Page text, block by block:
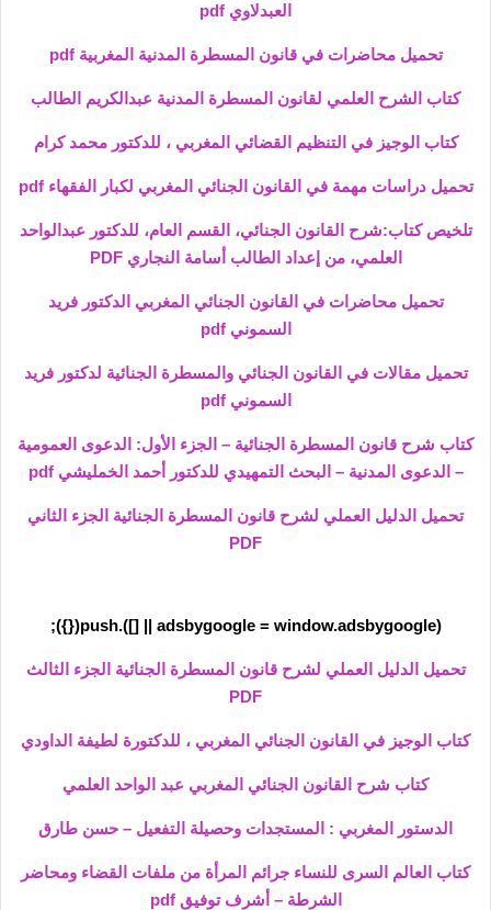
العبدلاوي pdf
تحميل محاضرات في قانون المسطرة المدنية المغربية pdf
كتاب الشرح العلمي لقانون المسطرة المدنية عبدالكريم الطالب
كتاب الوجيز في التنظيم القضائي المغربي ، للدكتور محمد كرام
تحميل دراسات مهمة في القانون الجنائي المغربي لكبار الفقهاء pdf
تلخيص كتاب:شرح القانون الجنائي، القسم العام، للدكتور عبدالواحد
العلمي، من إعداد الطالب أسامة النجاري PDF
تحميل محاضرات في القانون الجنائي المغربي الدكتور فريد
السموني pdf
تحميل مقالات في القانون الجنائي والمسطرة الجنائية لدكتور فريد
السموني pdf
كتاب شرح قانون المسطرة الجنائية – الجزء الأول: الدعوى العمومية
– الدعوى المدنية – البحث التمهيدي للدكتور أحمد الخمليشي pdf
تحميل الدليل العملي لشرح قانون المسطرة الجنائية الجزء الثاني
PDF
(adsbygoogle = window.adsbygoogle || []).push({});
تحميل الدليل العملي لشرح قانون المسطرة الجنائية الجزء الثالث
PDF
كتاب الوجيز في القانون الجنائي المغربي ، للدكتورة لطيفة الداودي
كتاب شرح القانون الجنائي المغربي عبد الواحد العلمي
الدستور المغربي : المستجدات وحصيلة التفعيل – حسن طارق
كتاب العالم السرى للنساء جرائم المرأة من ملفات القضاء ومحاضر
الشرطة – أشرف توفيق pdf